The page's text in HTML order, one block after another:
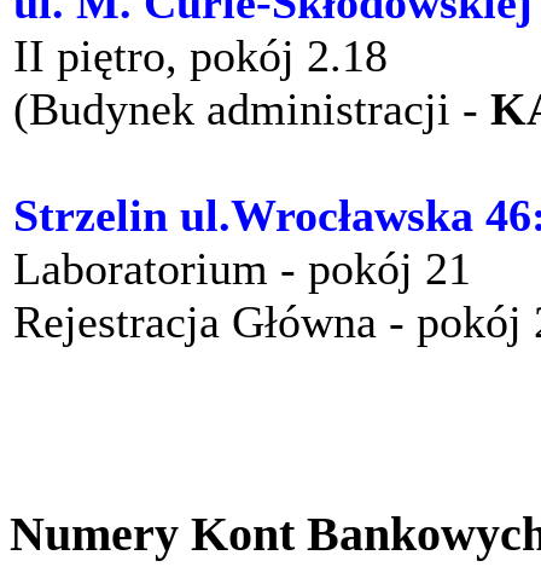
II piętro, pokój 2.18
(Budynek administracji -
Strzelin ul.Wrocławska
Laboratorium - pokój 21
Rejestracja Główna -
Numery Kont